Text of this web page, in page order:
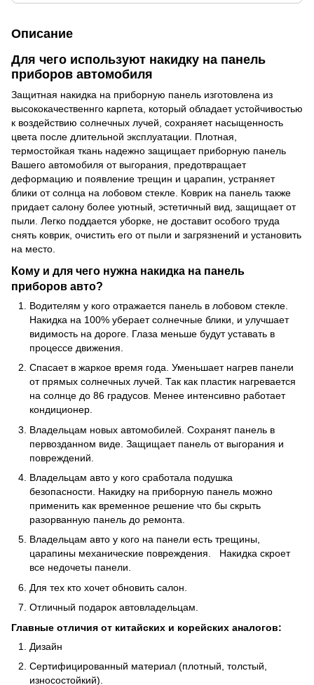
Описание
Для чего используют накидку на панель
приборов автомобиля
Защитная накидка на приборную панель изготовлена из
высококачественнго карпета, который обладает устойчивостью
к воздействию солнечных лучей, сохраняет насыщенность
цвета после длительной эксплуатации. Плотная,
термостойкая ткань надежно защищает приборную панель
Вашего автомобиля от выгорания, предотвращает
деформацию и появление трещин и царапин, устраняет
блики от солнца на лобовом стекле. Коврик на панель также
придает салону более уютный, эстетичный вид, защищает от
пыли. Легко поддается уборке, не доставит особого труда
снять коврик, очистить его от пыли и загрязнений и установить
на место.
Кому и для чего нужна накидка на панель
приборов авто?
Водителям у кого отражается панель в лобовом стекле.
Накидка на 100% уберает солнечные блики, и улучшает
видимость на дороге. Глаза меньше будут уставать в
процессе движения.
Спасает в жаркое время года. Уменьшает нагрев панели
от прямых солнечных лучей. Так как пластик нагревается
на солнце до 86 градусов. Менее интенсивно работает
кондиционер.
Владельцам новых автомобилей. Сохранят панель в
первозданном виде. Защищает панель от выгорания и
повреждений.
Владельцам авто у кого сработала подушка
безопасности. Накидку на приборную панель можно
применить как временное решение что бы скрыть
разорванную панель до ремонта.
Владельцам авто у кого на панели есть трещины,
царапины механические повреждения. Накидка скроет
все недочеты панели.
Для тех кто хочет обновить салон.
Отличный подарок автовладельцам.
Главные отличия от китайских и корейских аналогов:
Дизайн
Сертифицированный материал (плотный, толстый,
износостойкий).